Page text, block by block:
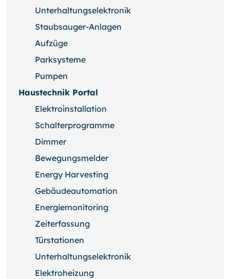
Unterhaltungselektronik
Staubsauger-Anlagen
Aufzüge
Parksysteme
Pumpen
Haustechnik Portal
Elektroinstallation
Schalterprogramme
Dimmer
Bewegungsmelder
Energy Harvesting
Gebäudeautomation
Energiemonitoring
Zeiterfassung
Türstationen
Unterhaltungselektronik
Elektroheizung